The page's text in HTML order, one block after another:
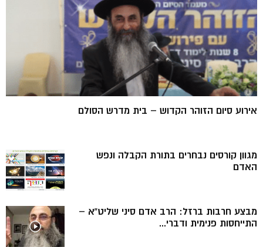
אירוע סיום הזוהר הקדוש – בית מדרש הסולם
מגוון קורסים נבחרים בתורת הקבלה ונפש
האדם
מבצע חרבות ברזל: הרב אדם סיני שליט”א –
התייחסות פנימית ודברי...